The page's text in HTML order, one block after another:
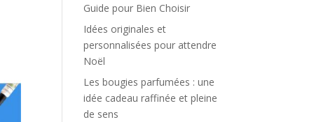
Guide pour Bien Choisir
Idées originales et
personnalisées pour attendre
Noël
Les bougies parfumées : une
idée cadeau raffinée et pleine
de sens